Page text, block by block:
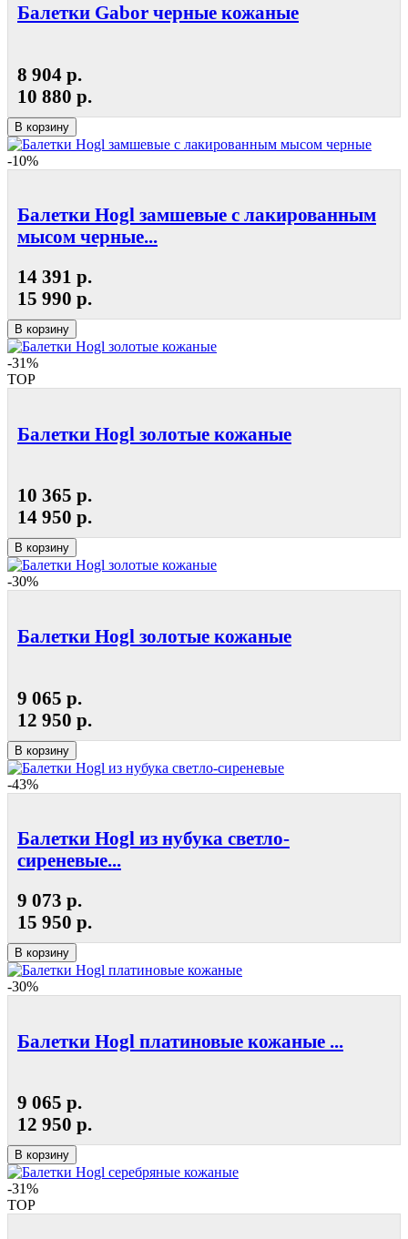
Балетки Gabor черные кожаные
8 904 р.
10 880 р.
В корзину
-10%
Балетки Hogl замшевые с лакированным
мысом черные...
14 391 р.
15 990 р.
В корзину
-31%
TOP
Балетки Hogl золотые кожаные
10 365 р.
14 950 р.
В корзину
-30%
Балетки Hogl золотые кожаные
9 065 р.
12 950 р.
В корзину
-43%
Балетки Hogl из нубука светло-
сиреневые...
9 073 р.
15 950 р.
В корзину
-30%
Балетки Hogl платиновые кожаные ...
9 065 р.
12 950 р.
В корзину
-31%
TOP